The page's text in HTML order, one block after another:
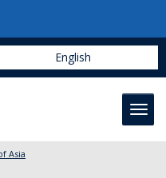
English
Asia